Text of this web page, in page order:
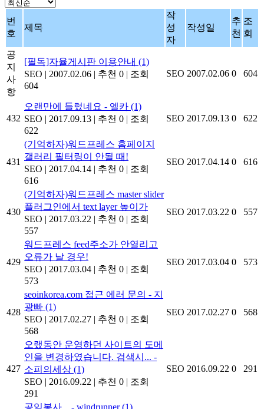
번
호
제목
작
성
자
작성일
추
천
조
회
공
지
사
항
[필독]자율게시판 이용안내 (1)
SEO | 2007.02.06 | 추천 0 | 조회
604
SEO 2007.02.06 0 604
432
오랜만에 들렀네요 - 엘카 (1)
SEO | 2017.09.13 | 추천 0 | 조회
622
SEO 2017.09.13 0 622
431
(기억하자)워드프레스 홈페이지
갤러리 필터링이 안될 때!
SEO | 2017.04.14 | 추천 0 | 조회
616
SEO 2017.04.14 0 616
430
(기억하자)워드프레스 master slider
플러그인에서 text layer 높이가
SEO | 2017.03.22 | 추천 0 | 조회
557
SEO 2017.03.22 0 557
429
워드프레스 feed주소가 안열리고
오류가 날 경우!
SEO | 2017.03.04 | 추천 0 | 조회
573
SEO 2017.03.04 0 573
428
seoinkorea.com 접근 에러 문의 - 지
광빠 (1)
SEO | 2017.02.27 | 추천 0 | 조회
568
SEO 2017.02.27 0 568
427
오랬동안 운영하던 사이트의 도메
인을 변경하였습니다. 검색시... -
소피의세상 (1)
SEO | 2016.09.22 | 추천 0 | 조회
291
SEO 2016.09.22 0 291
공익봉사... - windrunner(1)